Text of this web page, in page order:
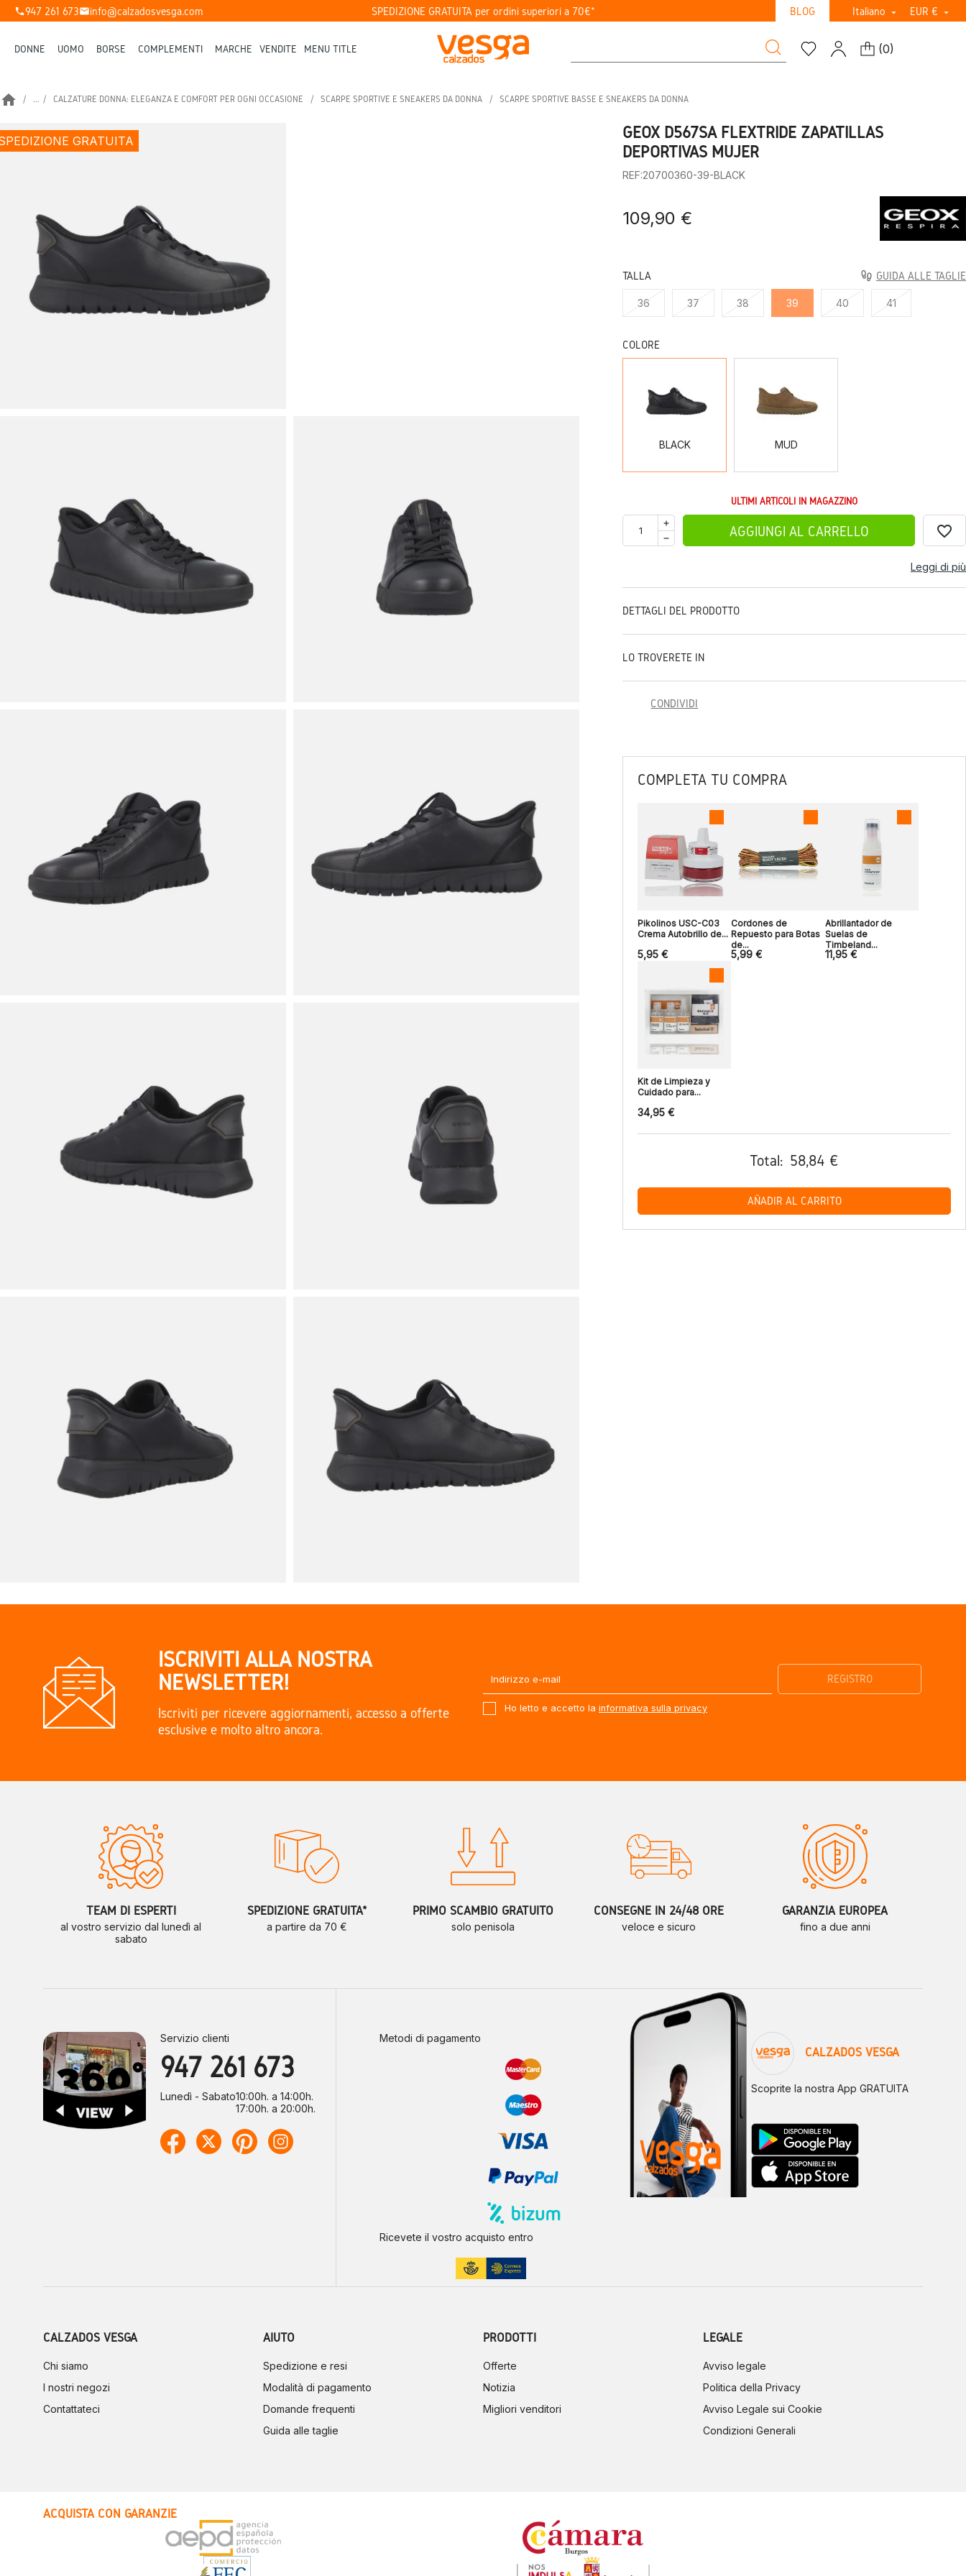
phone947 261 673mailinfo@calzadosvesga.com SPEDIZIONE GRATUITA per ordini superiori a 70€* BLOG Italiano  EUR € 
DONNE UOMO BORSE COMPLEMENTI MARCHE VENDITE MENU TITLE (0)
home ... CALZATURE DONNA: ELEGANZA E COMFORT PER OGNI OCCASIONE SCARPE SPORTIVE E SNEAKERS DA DONNA SCARPE SPORTIVE BASSE E SNEAKERS DA DONNA
GRATUITA
GEOX D567SA FLEXTRIDE ZAPATILLAS
DEPORTIVAS MUJER
REF:20700360-39-BLACK
109,90 €
TALLA GUIDA ALLE TAGLIE
36 37 38 39 40 41
COLORE
BLACK MUD
ULTIMI ARTICOLI IN MAGAZZINO
AGGIUNGI AL CARRELLO favorite_border
Leggi di più
DETTAGLI DEL PRODOTTO
LO TROVERETE IN
CONDIVIDI
COMPLETA TU COMPRA
Pikolinos USC-C03
Crema Autobrillo de...
5,95 €
Cordones de
Repuesto para Botas
de...
5,99 €
Abrillantador de
Suelas de
Timbeland...
11,95 €
Kit de Limpieza y
Cuidado para...
34,95 €
Total: 58,84 €
AÑADIR AL CARRITO
ISCRIVITI ALLA NOSTRA
NEWSLETTER!
Iscriviti per ricevere aggiornamenti, accesso a offerte
esclusive e molto altro ancora.
Ho letto e accetto la informativa sulla privacy
TEAM DI ESPERTI
al vostro servizio dal lunedì al
sabato
SPEDIZIONE GRATUITA*
a partire da 70 €
PRIMO SCAMBIO GRATUITO
solo penisola
CONSEGNE IN 24/48 ORE
veloce e sicuro
GARANZIA EUROPEA
fino a due anni
Servizio clienti
947 261 673
Lunedì - Sabato10:00h. a 14:00h.
17:00h. a 20:00h.
Metodi di pagamento
Ricevete il vostro acquisto entro
CALZADOS VESGA
Scoprite la nostra App GRATUITA
CALZADOS VESGA
Chi siamo
I nostri negozi
Contattateci
AIUTO
Spedizione e resi
Modalità di pagamento
Domande frequenti
Guida alle taglie
PRODOTTI
Offerte
Notizia
Migliori venditori
LEGALE
Avviso legale
Politica della Privacy
Avviso Legale sui Cookie
Condizioni Generali
ACQUISTA CON GARANZIE